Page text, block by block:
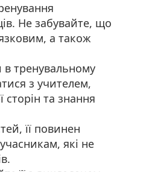
Не забувайте, що
а також
тренувальному
з учителем,
сторін та знання
її повинен
які не